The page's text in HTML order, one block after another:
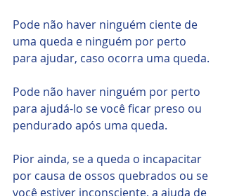
Pode não haver ninguém ciente de
uma queda e ninguém por perto
para ajudar, caso ocorra uma queda.
Pode não haver ninguém por perto
para ajudá-lo se você ficar preso ou
pendurado após uma queda.
Pior ainda, se a queda o incapacitar
por causa de ossos quebrados ou se
você estiver inconsciente, a ajuda de